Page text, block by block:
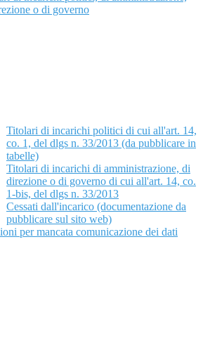
o di governo
Titolari di incarichi politici di cui all'art. 14,
co. 1, del dlgs n. 33/2013 (da pubblicare in
tabelle)
Titolari di incarichi di amministrazione, di
direzione o di governo di cui all'art. 14, co.
1-bis, del dlgs n. 33/2013
Cessati dall'incarico (documentazione da
pubblicare sul sito web)
per mancata comunicazione dei dati